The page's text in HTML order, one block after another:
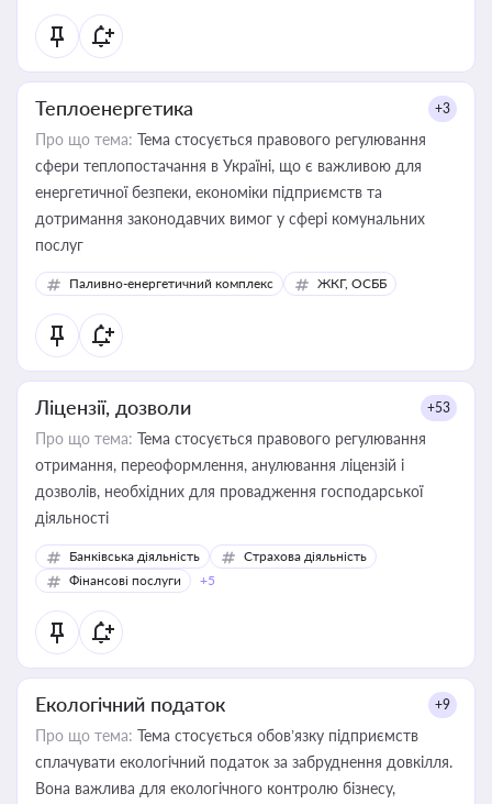
Теплоенергетика +3
Про що тема: Тема стосується правового регулювання
сфери теплопостачання в Україні, що є важливою для
енергетичної безпеки, економіки підприємств та
дотримання законодавчих вимог у сфері комунальних
послуг
Паливно-енергетичний комплекс ЖКГ, ОСББ
Ліцензії, дозволи +53
Про що тема: Тема стосується правового регулювання
отримання, переоформлення, анулювання ліцензій і
дозволів, необхідних для провадження господарської
діяльності
Банківська діяльність
Страхова діяльність
Фінансові послуги
+5
Екологічний податок +9
Про що тема: Тема стосується обов’язку підприємств
сплачувати екологічний податок за забруднення довкілля.
Вона важлива для екологічного контролю бізнесу,